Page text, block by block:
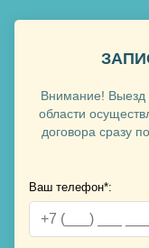
Хочу такую
Внимание! Выезд
области
договора сразу
Ваш телефон*: